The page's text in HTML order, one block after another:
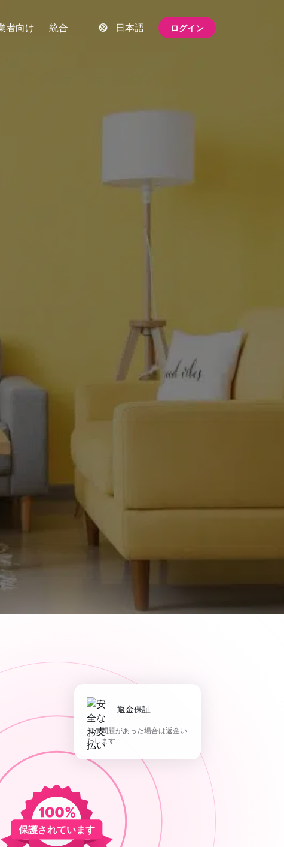
者向け 統合 日本語 ログイン
保護されています
返金保証
何か問題があった場合は返金い
たします